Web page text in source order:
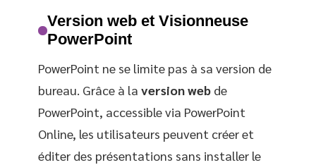
Version web et Visionneuse
PowerPoint
PowerPoint ne se limite pas à sa version de
bureau. Grâce à la version web de
PowerPoint, accessible via PowerPoint
Online, les utilisateurs peuvent créer et
éditer des présentations sans installer le